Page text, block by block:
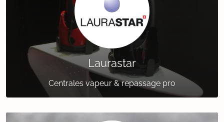
Laurastar
Centrales vapeur & repassage pro